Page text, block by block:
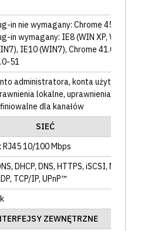
in nie wymagany: Chrome 45+,
in wymagany: IE8 (WIN XP, WIN7),
IE10 (WIN7), Chrome 41.0-44,
51
administratora, konta
lokalne, uprawnienia zdalne
dla kanałów
SIEĆ
RJ45 10/100 Mbps
, DHCP, DNS, HTTPS, iSCSI, NFS
, TCP/IP, UPnP™
ZEWNĘTRZNE